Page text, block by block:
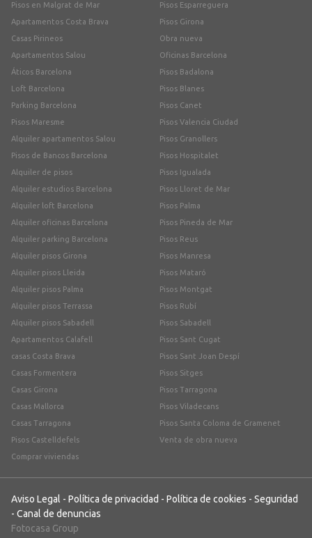
Pisos en Malgrat de Mar
Apartamentos Costa Brava
Casas Pirineos
Apartamentos Salou
Áticos Barcelona
Loft Barcelona
Parking Barcelona
Pisos Maresme
Alquiler apartamentos Salou
Pisos de Bancos Barcelona
Alquiler de pisos
Alquiler estudios Barcelona
Alquiler loft Barcelona
Alquiler oficinas Barcelona
Alquiler parking Barcelona
Alquiler pisos Girona
Alquiler pisos Lleida
Alquiler pisos Palma
Alquiler pisos Terrassa
Alquiler pisos Sabadell
Apartamentos Calafell
casas Costa Brava
Casas Formentera
Casas Girona
Casas Mallorca
Casas Tarragona
Pisos Castelldefels
Comprar viviendas
Pisos Esparreguera
Pisos Girona
Obra nueva
Oficinas Barcelona
Pisos Badalona
Pisos Blanes
Pisos Canet
Pisos Valencia Ciudad
Pisos Granollers
Pisos Hospitalet
Pisos Igualada
Pisos Lloret de Mar
Pisos Palma
Pisos Pineda de Mar
Pisos Reus
Pisos Manresa
Pisos Mataró
Pisos Montgat
Pisos Rubí
Pisos Sabadell
Pisos Sant Cugat
Pisos Sant Joan Despí
Pisos Sitges
Pisos Tarragona
Pisos Viladecans
Pisos Santa Coloma de Gramenet
Venta de obra nueva
Aviso Legal - Política de privacidad - Política de cookies - Seguridad
- Canal de denuncias
Fotocasa Group